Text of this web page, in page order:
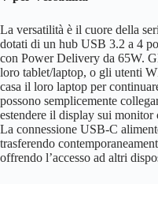
La versatilità è il cuore della
dotati di un hub USB 3.2 a 4
con Power Delivery da 65W.
loro tablet/laptop, o gli utenti
casa il loro laptop per
possono semplicemente
estendere il display sui
La connessione USB-C
trasferendo
offrendo l’accesso ad altri